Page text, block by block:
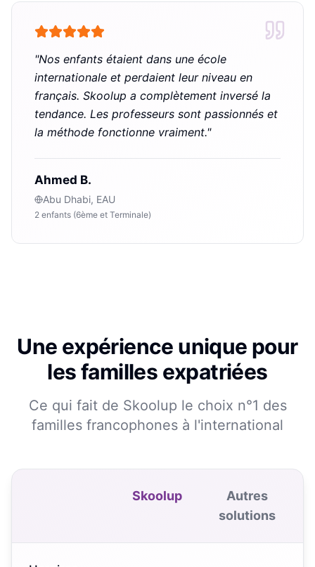
"Nos enfants étaient dans une école
internationale et perdaient leur niveau en
français. Skoolup a complètement inversé la
tendance. Les professeurs sont passionnés et
la méthode fonctionne vraiment."
Ahmed B.
Abu Dhabi, EAU
2 enfants (6ème et Terminale)
Une expérience unique pour
les familles expatriées
Ce qui fait de Skoolup le choix n°1 des
familles francophones à l'international
Skoolup
Autres
solutions